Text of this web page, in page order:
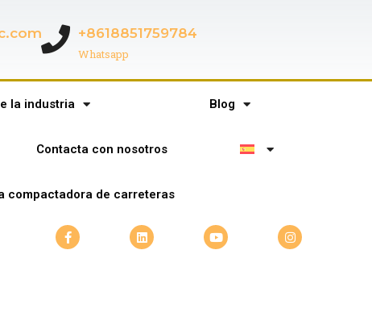
+8618851759784
Whatsapp
la industria Blog
Contacta con nosotros
compactadora de carreteras